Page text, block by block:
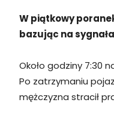
W piątkowy
bazując na
Około godziny 7:30
Po zatrzymaniu
mężczyzna stracił